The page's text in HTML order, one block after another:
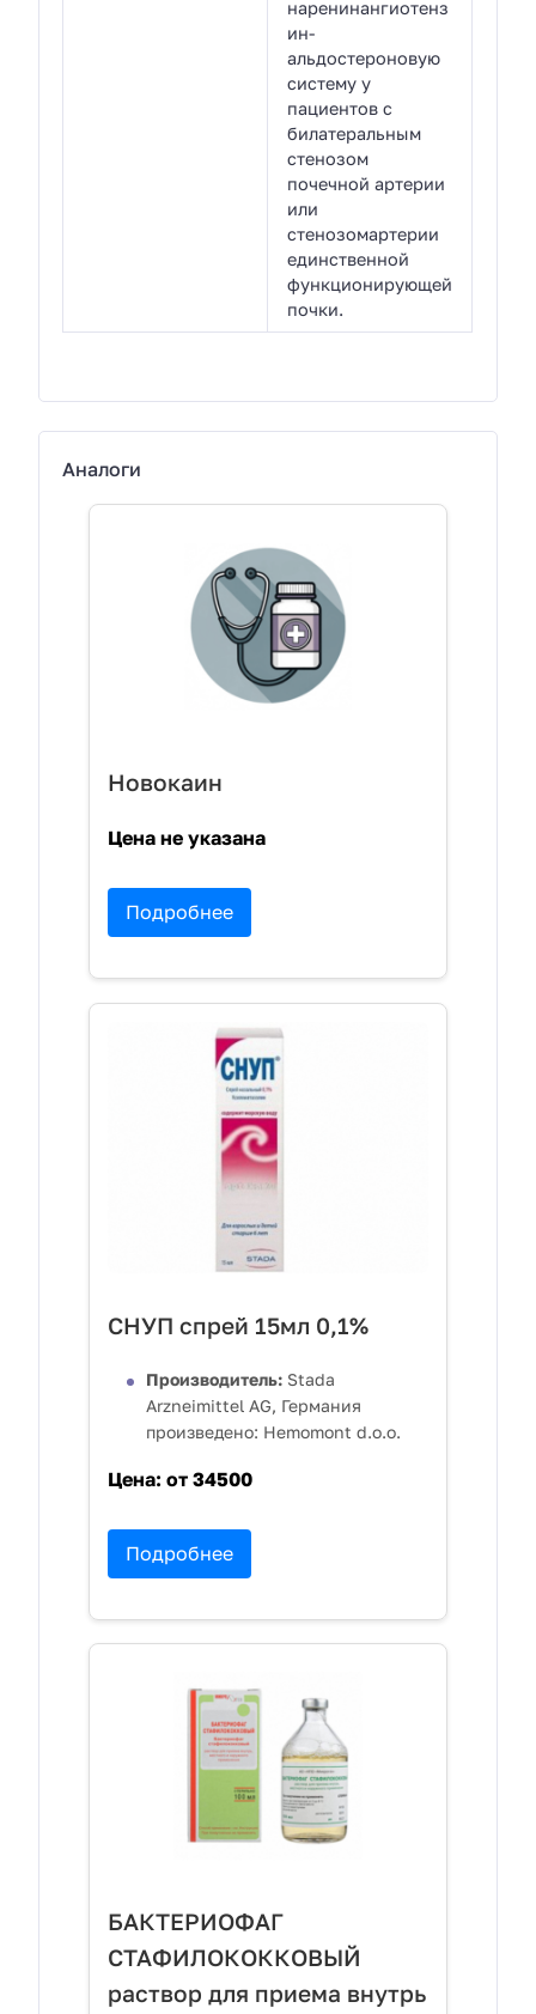
наренинангиотенз
ин-
альдостероновую
систему у
пациентов с
билатеральным
стенозом
почечной артерии
или
стенозомартерии
единственной
функционирующей
почки.
Аналоги
Новокаин
Цена не указана
Подробнее
СНУП спрей 15мл 0,1%
Производитель: Stada
Arzneimittel AG, Германия
произведено: Hemomont d.o.o.
Цена: от 34500
Подробнее
БАКТЕРИОФАГ
СТАФИЛОКОККОВЫЙ
раствор для приема внутрь